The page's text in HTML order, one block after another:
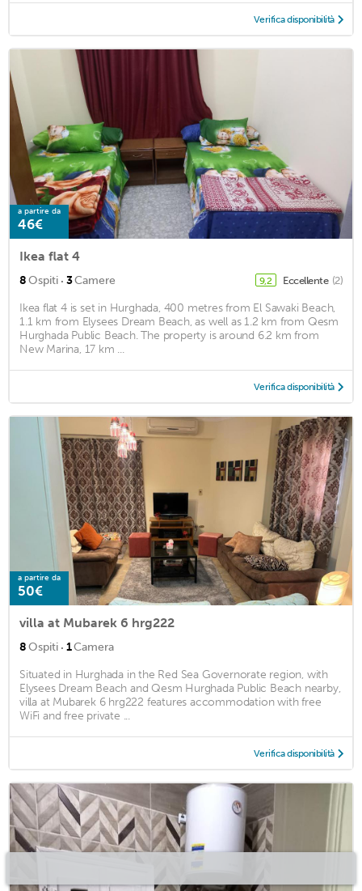
Verifica disponibilità
a partire da
46€
Ikea flat 4
8Ospiti · 3Camere 9,2 Eccellente (2)
Ikea flat 4 is set in Hurghada, 400 metres from El Sawaki Beach,
1.1 km from Elysees Dream Beach, as well as 1.2 km from Qesm
Hurghada Public Beach. The property is around 6.2 km from
New Marina, 17 km ...
Verifica disponibilità
a partire da
50€
villa at Mubarek 6 hrg222
8Ospiti · 1Camera
Situated in Hurghada in the Red Sea Governorate region, with
Elysees Dream Beach and Qesm Hurghada Public Beach nearby,
villa at Mubarek 6 hrg222 features accommodation with free
WiFi and free private ...
Verifica disponibilità